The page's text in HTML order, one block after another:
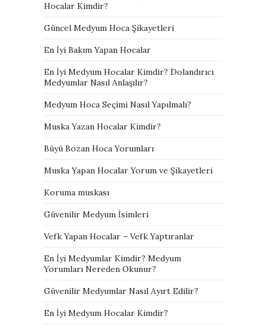
Hocalar Kimdir?
Güncel Medyum Hoca Şikayetleri
En İyi Bakım Yapan Hocalar
En İyi Medyum Hocalar Kimdir? Dolandırıcı
Medyumlar Nasıl Anlaşılır?
Medyum Hoca Seçimi Nasıl Yapılmalı?
Muska Yazan Hocalar Kimdir?
Büyü Bozan Hoca Yorumları
Muska Yapan Hocalar Yorum ve Şikayetleri
Koruma muskası
Güvenilir Medyum İsimleri
Vefk Yapan Hocalar – Vefk Yaptıranlar
En İyi Medyumlar Kimdir? Medyum
Yorumları Nereden Okunur?
Güvenilir Medyumlar Nasıl Ayırt Edilir?
En İyi Medyum Hocalar Kimdir?